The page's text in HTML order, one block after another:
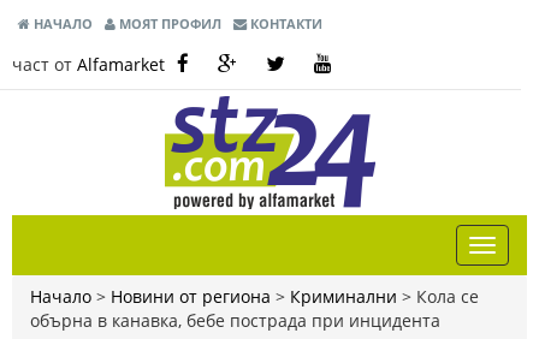
НАЧАЛО МОЯТ ПРОФИЛ КОНТАКТИ
част от Alfamarket
Начало > Новини от региона > Криминални > Кола се
обърна в канавка, бебе пострада при инцидента